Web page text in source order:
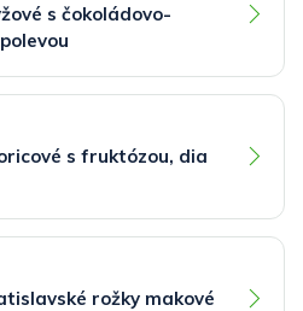
s čokoládovo-
s fruktózou, dia
rožky makové